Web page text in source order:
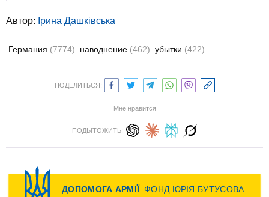
Автор: Ірина Дашківська
Германия (7774) наводнение (462) убытки (422)
ПОДЕЛИТЬСЯ:
Мне нравится
ПОДЫТОЖИТЬ: